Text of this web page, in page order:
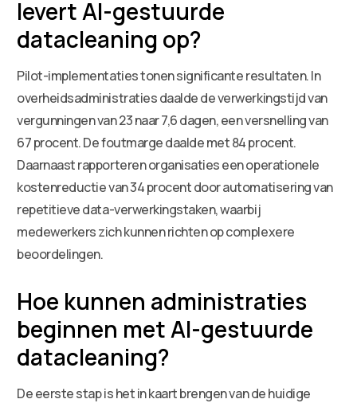
levert AI-gestuurde
datacleaning op?
Pilot-implementaties tonen significante resultaten. In
overheidsadministraties daalde de verwerkingstijd van
vergunningen van 23 naar 7,6 dagen, een versnelling van
67 procent. De foutmarge daalde met 84 procent.
Daarnaast rapporteren organisaties een operationele
kostenreductie van 34 procent door automatisering van
repetitieve data-verwerkingstaken, waarbij
medewerkers zich kunnen richten op complexere
beoordelingen.
Hoe kunnen administraties
beginnen met AI-gestuurde
datacleaning?
De eerste stap is het in kaart brengen van de huidige